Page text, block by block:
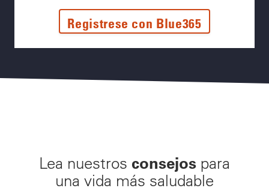
Registrese con Blue365
Lea nuestros consejos para
una vida más saludable